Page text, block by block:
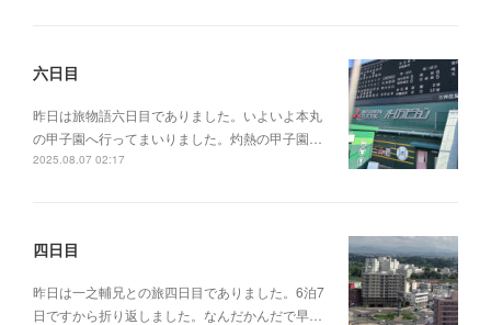
六日目
昨日は旅物語六日目でありました。いよいよ本丸
の甲子園へ行ってまいりました。灼熱の甲子園…
2025.08.07 02:17
四日目
昨日は一之輔兄との旅四日目でありました。6泊7
日ですから折り返しました。なんだかんだで早…